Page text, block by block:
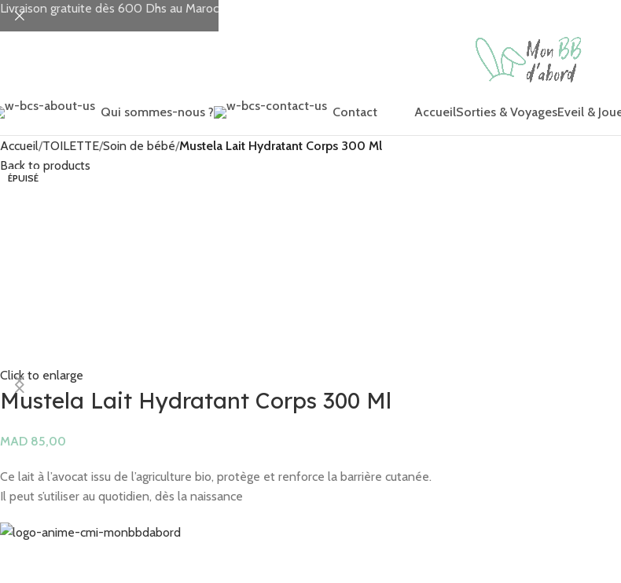
Qui sommes-nous ? Contact AccueilSorties & VoyagesEveil &
Accueil TOILETTE Soin de bébé Mustela Lait Hydratant Corps 300 Ml
Back to products
ÉPUISÉ
Click to enlarge
Mustela Lait Hydratant Corps 300 Ml
MAD
Ce lait à l’avocat issu de l’agriculture bio, protège et renforce la barrière cutanée.
Il peut s’utiliser au quotidien, dès la naissance
Livraison gratuite dès 600 Dhs au Maroc